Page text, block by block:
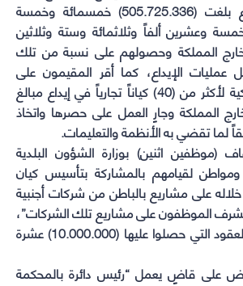
مصدرها غير مشروع بلغت (505.725.336) خمسمائة وخمسة
وعشرين ألفاً وثلاثمائة وستة وثلاثين
خارج المملكة وحصولهم على نسبة من تلك
عمليات الإيداع، كما أقر المقيمون على
استخدام حسابات بنكية لأكثر من (40) كياناً تجارياً في إيداع مبالغ
المملكة وجارٍ العمل على حصرها واتخاذ
لما تقضي به الأنظمة والتعليمات.
(موظفين اثنين) بوزارة الشؤون البلدية
ومواطن لقيامهم بالمشاركة بتأسيس كيان
على مشاريع بالباطن من شركات أجنبية
الموظفون على مشاريع تلك الشركات”،
إذ بلغ إجمالي قيمة العقود التي حصلوا عليها (10.000.000) عشرة
على قاضٍ يعمل “رئيس دائرة بالمحكمة